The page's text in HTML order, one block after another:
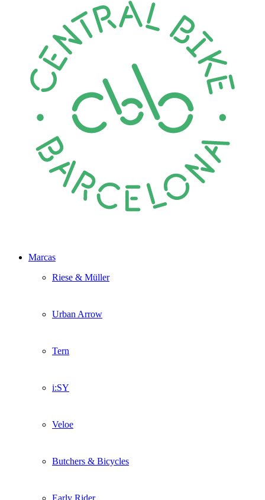
Marcas
Riese & Müller
Urban Arrow
Tern
i:SY
Veloe
Butchers & Bicycles
Early Rider